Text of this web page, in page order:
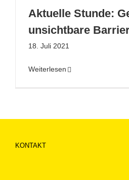
Aktuelle Stunde:
unsichtbare
18. Juli 2021
Weiterlesen
KONTAKT